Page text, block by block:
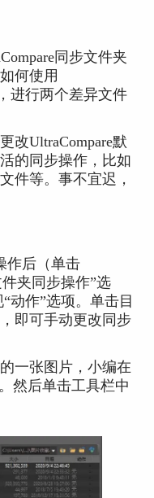
同步文件夹
何使用
进行两个差异文件
改UltraCompare默
的同步操作，比如
件等。事不宜迟，
作后（单击
夹同步操作”选
动作”选项。单击目
即可手动更改同步
一张图片，小编在
然后单击工具栏中